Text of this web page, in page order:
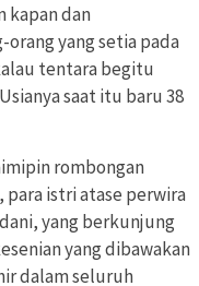
kapan dan
orang yang setia pada
tentara begitu
saat itu baru 38
rombongan
istri atase perwira
yang berkunjung
yang dibawakan
dalam seluruh